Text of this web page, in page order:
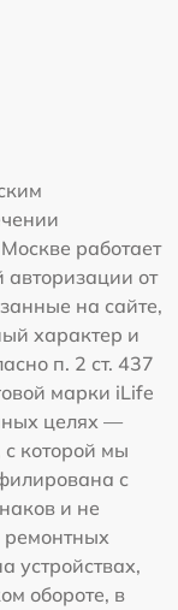
работает
от
на сайте,
характер и
п. 2 ст. 437
марки iLife
целях —
с которой мы
с
и не
ремонтных
устройствах,
обороте, в